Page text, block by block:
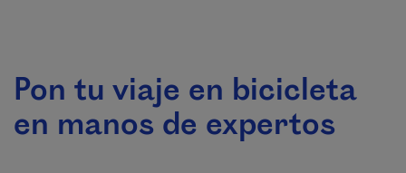
Pon tu viaje en bicicleta
en manos de expertos